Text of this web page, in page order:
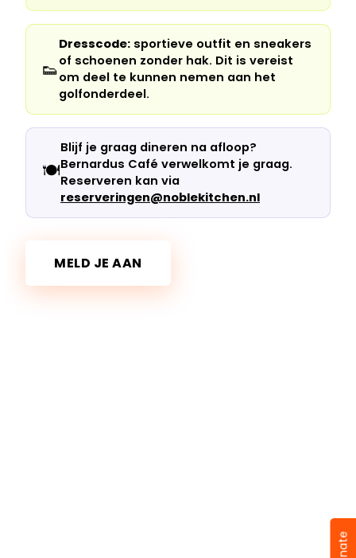
👟
Dresscode: sportieve outfit en sneakers
of schoenen zonder hak. Dit is vereist
om deel te kunnen nemen aan het
golfonderdeel.
🍽️
Blijf je graag dineren na afloop?
Bernardus Café verwelkomt je graag.
Reserveren kan via
reserveringen@noblekitchen.nl
MELD JE AAN